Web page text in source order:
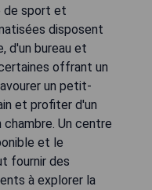
de sport et
disposent
d'un bureau et
offrant un
un petit-
et profiter d'un
chambre. Un centre
et le
fournir des
à explorer la